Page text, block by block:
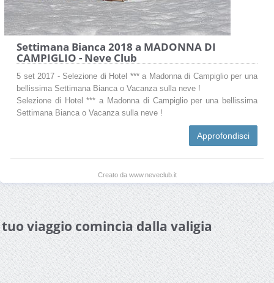
Settimana Bianca 2018 a MADONNA DI
CAMPIGLIO - Neve Club
5 set 2017 - Selezione di Hotel *** a Madonna di Campiglio per una
bellissima Settimana Bianca o Vacanza sulla neve !
Selezione di Hotel *** a Madonna di Campiglio per una bellissima
Settimana Bianca o Vacanza sulla neve !
Approfondisci
Creato da www.neveclub.it
viaggio comincia dalla valigia